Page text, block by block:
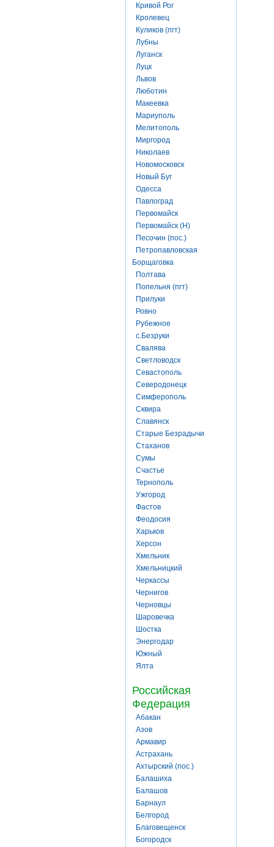
Кривой Рог
Кролевец
Куликов (пгт)
Лубны
Луганск
Луцк
Львов
Люботин
Макеевка
Мариуполь
Мелитополь
Миргород
Николаев
Новомосковск
Новый Буг
Одесса
Павлоград
Первомайск
Первомайск (Н)
Песочин (пос.)
Петропавловская
Борщаговка
Полтава
Попельня (пгт)
Прилуки
Ровно
Рубежное
с.Безруки
Свалява
Светловодск
Севастополь
Северодонецк
Симферополь
Сквира
Славянск
Старые Безрадычи
Стаханов
Сумы
Счастье
Тернополь
Ужгород
Фастов
Феодосия
Харьков
Херсон
Хмельник
Хмельницкий
Черкассы
Чернигов
Черновцы
Шаровечка
Шостка
Энергодар
Южный
Ялта
Российская
Федерация
Абакан
Азов
Армавир
Астрахань
Ахтырский (пос.)
Балашиха
Балашов
Барнаул
Белгород
Благовещенск
Богородск